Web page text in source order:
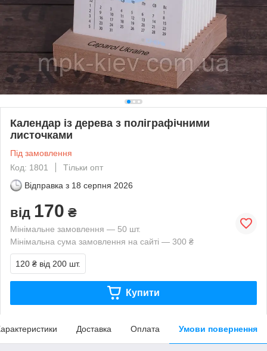
Календар із дерева з поліграфічними
листочками
Під замовлення
Код: 1801
Тільки опт
Відправка з 18 серпня 2026
від 170 ₴
Мінімальне замовлення — 50 шт.
Мінімальна сума замовлення на сайті — 300 ₴
120 ₴ від 200 шт.
Купити
Доставка Оплата Умови повернення